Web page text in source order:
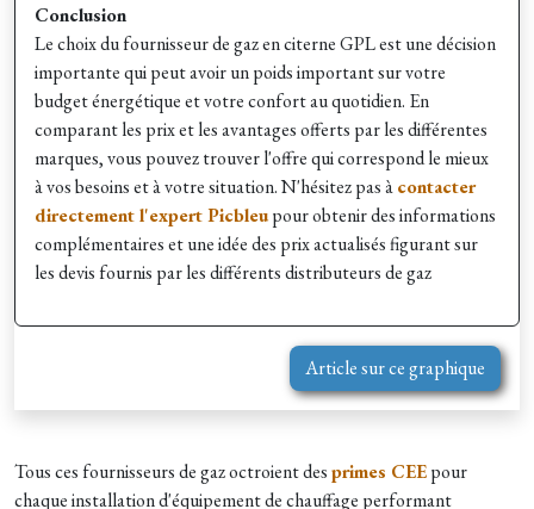
Conclusion
Le choix du fournisseur de gaz en citerne GPL est une décision
importante qui peut avoir un poids important sur votre
budget énergétique et votre confort au quotidien. En
comparant les prix et les avantages offerts par les différentes
marques, vous pouvez trouver l'offre qui correspond le mieux
à vos besoins et à votre situation. N'hésitez pas àcontacter
directement l'expert Picbleupour obtenir des informations
complémentaires et une idée des prix actualisés figurant sur
les devis fournis par les différents distributeurs de gaz
Article sur ce graphique
Tous ces fournisseurs de gaz octroient desprimes CEEpour
chaque installation d'équipement de chauffage performant